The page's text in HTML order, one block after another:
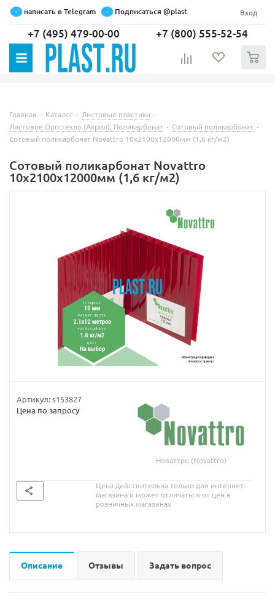
написать в Telegram Подписаться @plast Вход
+7 (495) 479-00-00 +7 (800) 555-52-54
Главная - Каталог - Листовые пластики -
Листовое Оргстекло (Акрил), Поликарбонат - Сотовый поликарбонат -
Сотовый поликарбонат Novattro 10х2100х12000мм (1,6 кг/м2)
Сотовый поликарбонат Novattro
10х2100х12000мм (1,6 кг/м2)
Артикул:s153827
Цена по запросу
Новаттро (Novattro)
Цена действительна только для интернет-
магазина и может отличаться от цен в
розничных магазинах
Описание Отзывы Задать вопрос